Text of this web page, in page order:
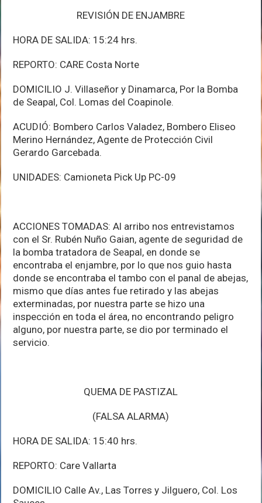
REVISIÓN DE ENJAMBRE
HORA DE SALIDA: 15:24 hrs.
REPORTO: CARE Costa Norte
DOMICILIO J. Villaseñor y Dinamarca, Por la Bomba
de Seapal, Col. Lomas del Coapinole.
ACUDIÓ: Bombero Carlos Valadez, Bombero Eliseo
Merino Hernández, Agente de Protección Civil
Gerardo Garcebada.
UNIDADES: Camioneta Pick Up PC-09
ACCIONES TOMADAS: Al arribo nos entrevistamos
con el Sr. Rubén Nuño Gaian, agente de seguridad de
la bomba tratadora de Seapal, en donde se
encontraba el enjambre, por lo que nos guio hasta
donde se encontraba el tambo con el panal de abejas,
mismo que días antes fue retirado y las abejas
exterminadas, por nuestra parte se hizo una
inspección en toda el área, no encontrando peligro
alguno, por nuestra parte, se dio por terminado el
servicio.
QUEMA DE PASTIZAL
(FALSA ALARMA)
HORA DE SALIDA: 15:40 hrs.
REPORTO: Care Vallarta
DOMICILIO Calle Av., Las Torres y Jilguero, Col. Los